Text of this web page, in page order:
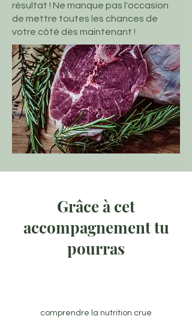
résultat ! Ne manque pas l'occasion
de mettre toutes les chances de
votre côté dès maintenant !
Grâce à cet
accompagnement tu
pourras
comprendre la nutrition crue